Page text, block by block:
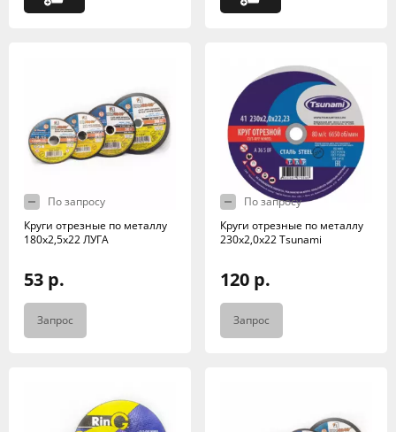
По запросу
Круги отрезные по металлу
180х2,5х22 ЛУГА
53 р.
Запрос
По запросу
Круги отрезные по металлу
230х2,0х22 Tsunami
120 р.
Запрос